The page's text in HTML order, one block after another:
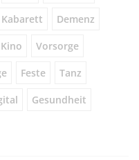
Kabarett Demenz
Kino Vorsorge
Feste Tanz
Gesundheit